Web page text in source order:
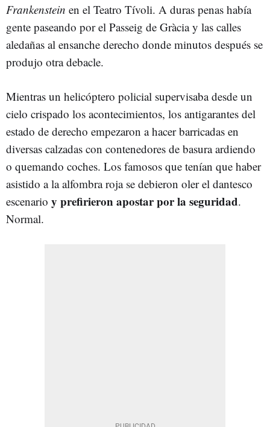
Frankenstein en el Teatro Tívoli. A duras penas había
gente paseando por el Passeig de Gràcia y las calles
aledañas al ensanche derecho donde minutos después se
produjo otra debacle.
Mientras un helicóptero policial supervisaba desde un
cielo crispado los acontecimientos, los antigarantes del
estado de derecho empezaron a hacer barricadas en
diversas calzadas con contenedores de basura ardiendo
o quemando coches. Los famosos que tenían que haber
asistido a la alfombra roja se debieron oler el dantesco
escenario y prefirieron apostar por la seguridad.
Normal.